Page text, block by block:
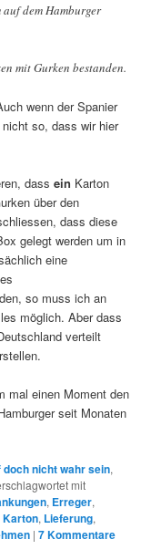
dem Hamburger
mit Gurken bestanden.
wenn der Spanier
so, dass wir hier
dassein Karton
über den
dass diese
gelegt werden um in
eine
so muss ich an
möglich. Aber dass
verteilt
mal einen Moment den
seit Monaten
doch nicht wahr sein,
mit
, Erreger,
Karton, Lieferung,
|7Kommentare